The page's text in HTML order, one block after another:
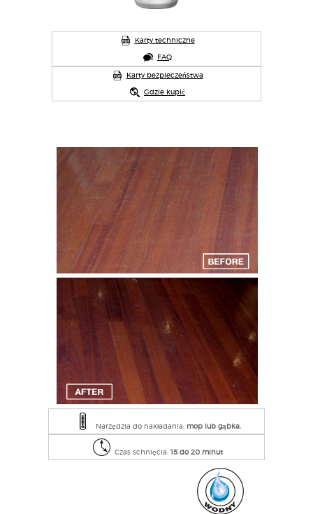
Karty techniczne
FAQ
Karty bezpieczeństwa
Gdzie kupić
Narzędzia do nakładania: mop lub gąbka.
Czas schnięcia: 15 do 20 minut​